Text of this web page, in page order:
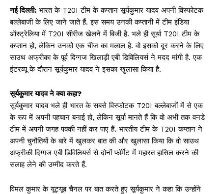
नई दिल्ली: भारत के T20I टीम के कप्तान सूर्यकुमार यादव अपनी विस्फोटक
बल्लेबाजी के लिए जाने जाते हैं. इस समय उनकी कप्तानी में टीम इंडिया
ऑस्ट्रेलिया में T20I सीरीज खेलने में बिजी है. भले ही सूर्या T20I टीम के
कप्तान हो, लेकिन उनको एक चीज का मलाल है. वो इसको दूर करने के लिए
साउथ अफ्रीका के पूर्व दिग्गज खिलाड़ी एबी डिविलियर्स ने मदद मांगी है. एक
इंटरव्यू के दौरान सूर्यकुमार यादव ने इसका खुलासा किया है.
सूर्यकुमार यादव ने क्या कहा?
सूर्यकुमार यादव भले ही भारत के सबसे विस्फोटक T20I बल्लेबाजों में से एक
के रूप में अपनी पहचान बनाई हो, लेकिन सूर्या मानते हैं कि वो अभी तक वनडे
टीम में अपनी जगह पक्की नहीं कर पाए हैं. भारतीय टीम के T20I कप्तान ने
अपनी चुनौतियों के बारे में खुलकर बात की और खुलासा किया कि वो साउथ
अफ्रीकी दिग्गज एबी डिविलियर्स से दोनों फॉर्मेट में महारत हासिल करने की
सलाह लेने की उम्मीद करते हैं.
विमल कुमार के यूट्यूब चैनल पर बात करते हुए सूर्यकुमार ने कहा कि उन्होंने